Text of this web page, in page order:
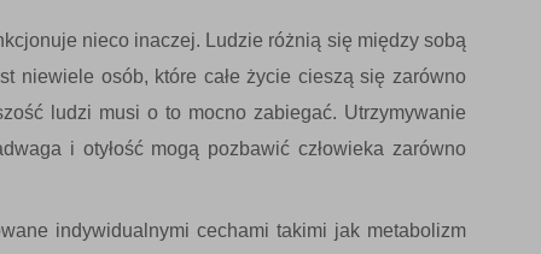
nieco inaczej. Ludzie różnią się między sobą
niewiele osób, które całe życie cieszą się zarówno
ludzi musi o to mocno zabiegać. Utrzymywanie
i otyłość mogą pozbawić człowieka zarówno
indywidualnymi cechami takimi jak metabolizm